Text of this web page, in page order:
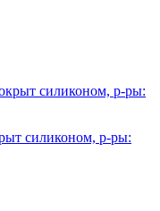
силиконом, р-ры: